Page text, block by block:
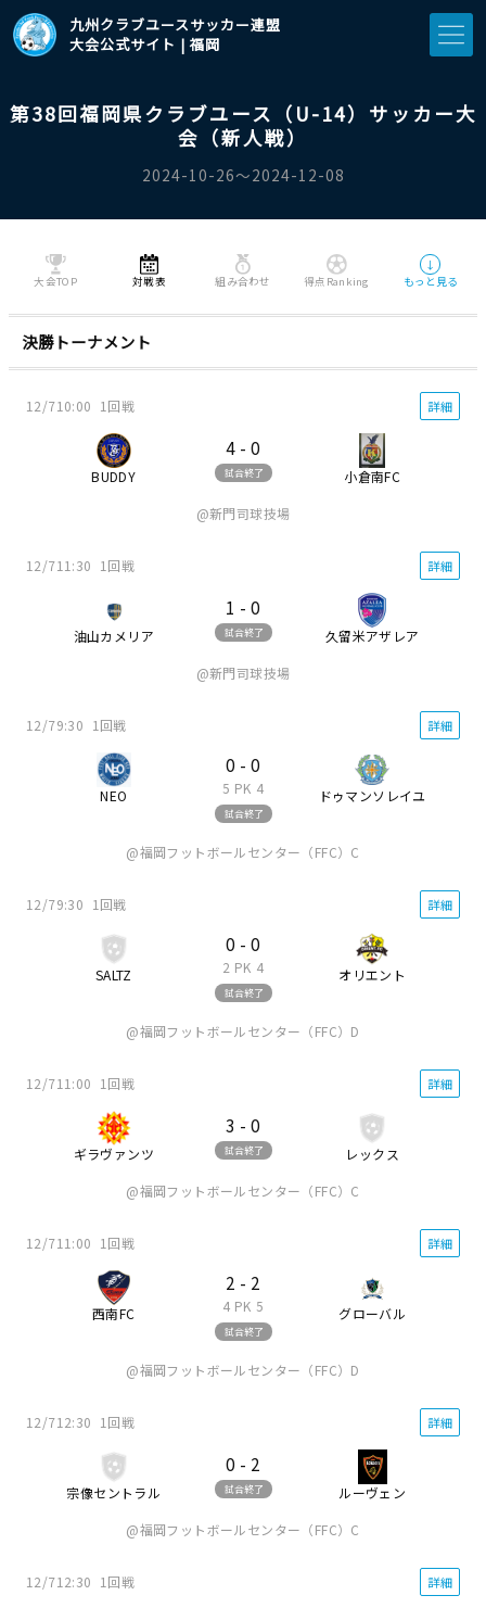
九州クラブユースサッカー連盟
大会公式サイト | 福岡
第38回福岡県クラブユース（U-14）サッカー大
会（新人戦）
2024-10-26〜2024-12-08
大会TOP 対戦表 組み合わせ 得点Ranking
↓
もっと見る
決勝トーナメント
12/710:00 1回戦
BUDDY
4 - 0
試合終了 小倉南FC
詳細
新門司球技場
12/711:30 1回戦
油山カメリア
1 - 0
試合終了 久留米アザレア
詳細
新門司球技場
12/79:30 1回戦
NEO
0 - 0
5 PK 4
試合終了
ドゥマンソレイユ
詳細
福岡フットボールセンター（FFC）C
12/79:30 1回戦
SALTZ
0 - 0
2 PK 4
試合終了
オリエント
詳細
福岡フットボールセンター（FFC）D
12/711:00 1回戦
ギラヴァンツ
3 - 0
試合終了 レックス
詳細
福岡フットボールセンター（FFC）C
12/711:00 1回戦
西南FC
2 - 2
4 PK 5
試合終了
グローバル
詳細
福岡フットボールセンター（FFC）D
12/712:30 1回戦
宗像セントラル
0 - 2
試合終了 ルーヴェン
詳細
福岡フットボールセンター（FFC）C
12/712:30 1回戦 詳細